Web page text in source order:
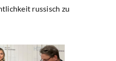
russisch zu